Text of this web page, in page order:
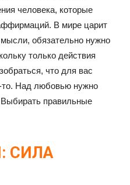
человека, которые
В мире царит
обязательно нужно
только действия
что для вас
то. Над любовью нужно
Выбирать правильные
СИЛА